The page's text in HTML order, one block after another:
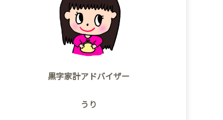
黒字家計アドバイザー
うり